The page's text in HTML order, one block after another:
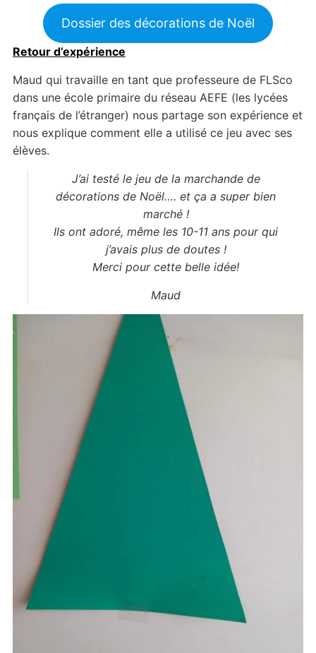
Dossier des décorations de Noël
Retour d’expérience
Maud qui travaille en tant que professeure de FLSco
dans une école primaire du réseau AEFE (les lycées
français de l’étranger) nous partage son expérience et
nous explique comment elle a utilisé ce jeu avec ses
élèves.
J’ai testé le jeu de la marchande de
décorations de Noël…. et ça a super bien
marché !
Ils ont adoré, même les 10-11 ans pour qui
j’avais plus de doutes !
Merci pour cette belle idée!
Maud